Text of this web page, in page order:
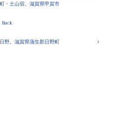
・土山宿。滋賀県甲賀市
Back
野。滋賀県蒲生郡日野町